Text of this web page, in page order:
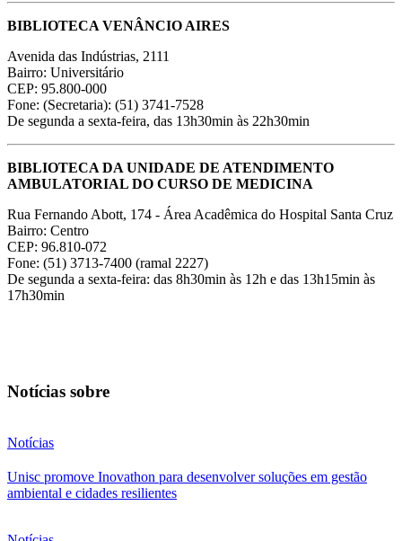
BIBLIOTECA VENÂNCIO AIRES
Avenida das Indústrias, 2111
Bairro: Universitário
CEP: 95.800-000
Fone: (Secretaria): (51) 3741-7528
De segunda a sexta-feira, das 13h30min às 22h30min
BIBLIOTECA DA UNIDADE DE ATENDIMENTO
AMBULATORIAL DO CURSO DE MEDICINA
Rua Fernando Abott, 174 - Área Acadêmica do Hospital Santa Cruz
Bairro: Centro
CEP: 96.810-072
Fone: (51) 3713-7400 (ramal 2227)
De segunda a sexta-feira: das 8h30min às 12h e das 13h15min às
17h30min
Notícias sobre
Notícias
Unisc promove Inovathon para desenvolver soluções em gestão
ambiental e cidades resilientes